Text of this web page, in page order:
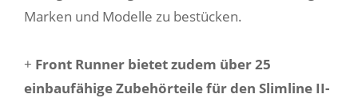
Marken und Modelle zu bestücken.
+ Front Runner bietet zudem über 25
einbaufähige Zubehörteile für den Slimline II-